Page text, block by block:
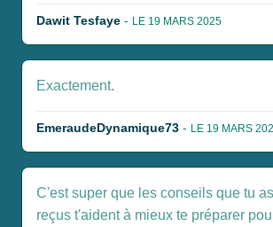
Dawit Tesfaye - LE 19 MARS 2025
Exactement.
EmeraudeDynamique73 - LE 19 MARS
C'est super que les conseils que tu as
reçus t'aident à mieux te préparer